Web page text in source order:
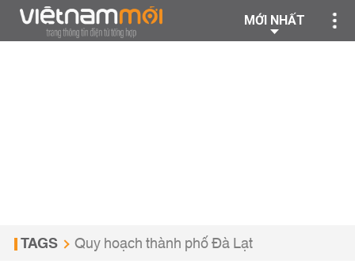
MỚI NHẤT
TAGS Quy hoạch thành phố Đà Lạt